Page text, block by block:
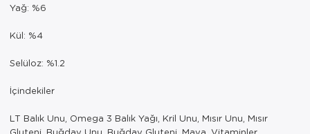
Yağ: %6
Kül: %4
Selüloz: %1.2
İçindekiler
LT Balık Unu, Omega 3 Balık Yağı, Kril Unu, Mısır Unu, Mısır
Gluteni, Buğday Unu, Buğday Gluteni, Maya, Vitaminler,